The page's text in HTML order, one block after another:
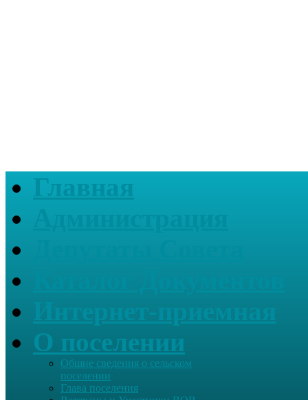
Главная
О поселении
Общие сведения о сельском
поселении
Глава поселения